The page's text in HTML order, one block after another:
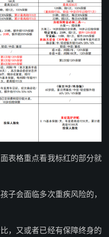
表格重点看我标红的部分就
子会面临多次重疾风险的，
，又或者已经有保障终身的